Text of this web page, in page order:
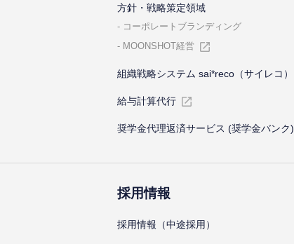
⽅針・戦略策定領域
コーポレートブランディング
MOONSHOT経営
組織戦略システム sai*reco（サイレコ）
給与計算代⾏
奨学金代理返済サービス (奨学金バンク)
採⽤情報
採⽤情報（中途採⽤）